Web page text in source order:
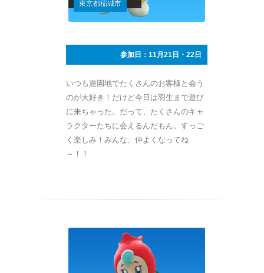
東京都稲城市
参加日：11月21日・22日
いつも遊園地でたくさんのお客様と会う
のが大好き！だけど今日は羽生まで遊び
に来ちゃった。だって、たくさんのキャ
ラクターたちに会えるんだもん。すっご
く楽しみ！みんな、仲よくなってね
～！！